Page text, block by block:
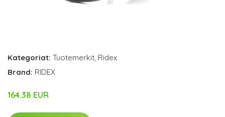
Kategoriat: Tuotemerkit, Ridex
Brand: RIDEX
164.38 EUR